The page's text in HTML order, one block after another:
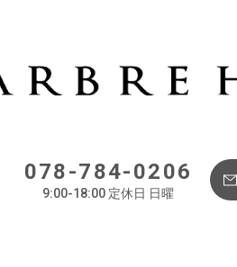
078-784-0206
9:00-18:00 定休日 日曜